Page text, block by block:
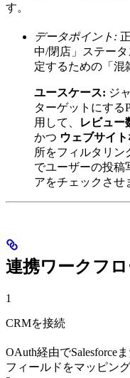
す。
データポイント:
中/閉店」ステー
定するための「混
ユースケース: ジ
ターゲットにする
用して、
レビュー
かつ ウェブサイト
所をフィルタリン
でユーザーの投稿
アをチェックさせ
連携ワークフ
1
CRMを接続
OAuth経由でSalesforce
フィールドをマッピング